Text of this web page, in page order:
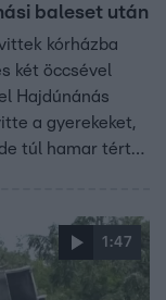
baleset után
kórházba
két öccsével
Hajdúnánás
a gyerekeket,
túl hamar tért
másik két gyerek
1:47